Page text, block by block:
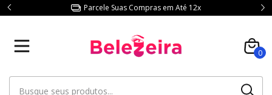
Parcele Suas Compras em Até 12x
0